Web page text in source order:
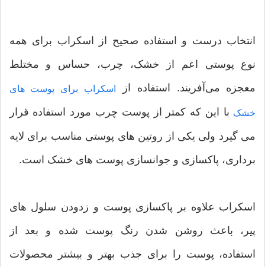
انتخاب درست و استفاده صحیح از اسکراب برای همه
نوع پوستی اعم از خشک، چرب، حساس و مختلط
معجزه‌ می‌آفریند. استفاده از
اسکراب برای پوست های
خشک با این که کمتر از پوست چرب مورد استفاده قرار
می گیرد ولی یکی از روتین های پوستی مناسب برای لایه
برداری، پاکسازی و جوانسازی پوست های خشک است.
اسکراب علاوه بر پاکسازی پوست و زدودن سلول های
پیر، باعث روشن شدن رنگ پوست شده و بعد از
استفاده، پوست را برای جذب بهتر و بیشتر محصولات